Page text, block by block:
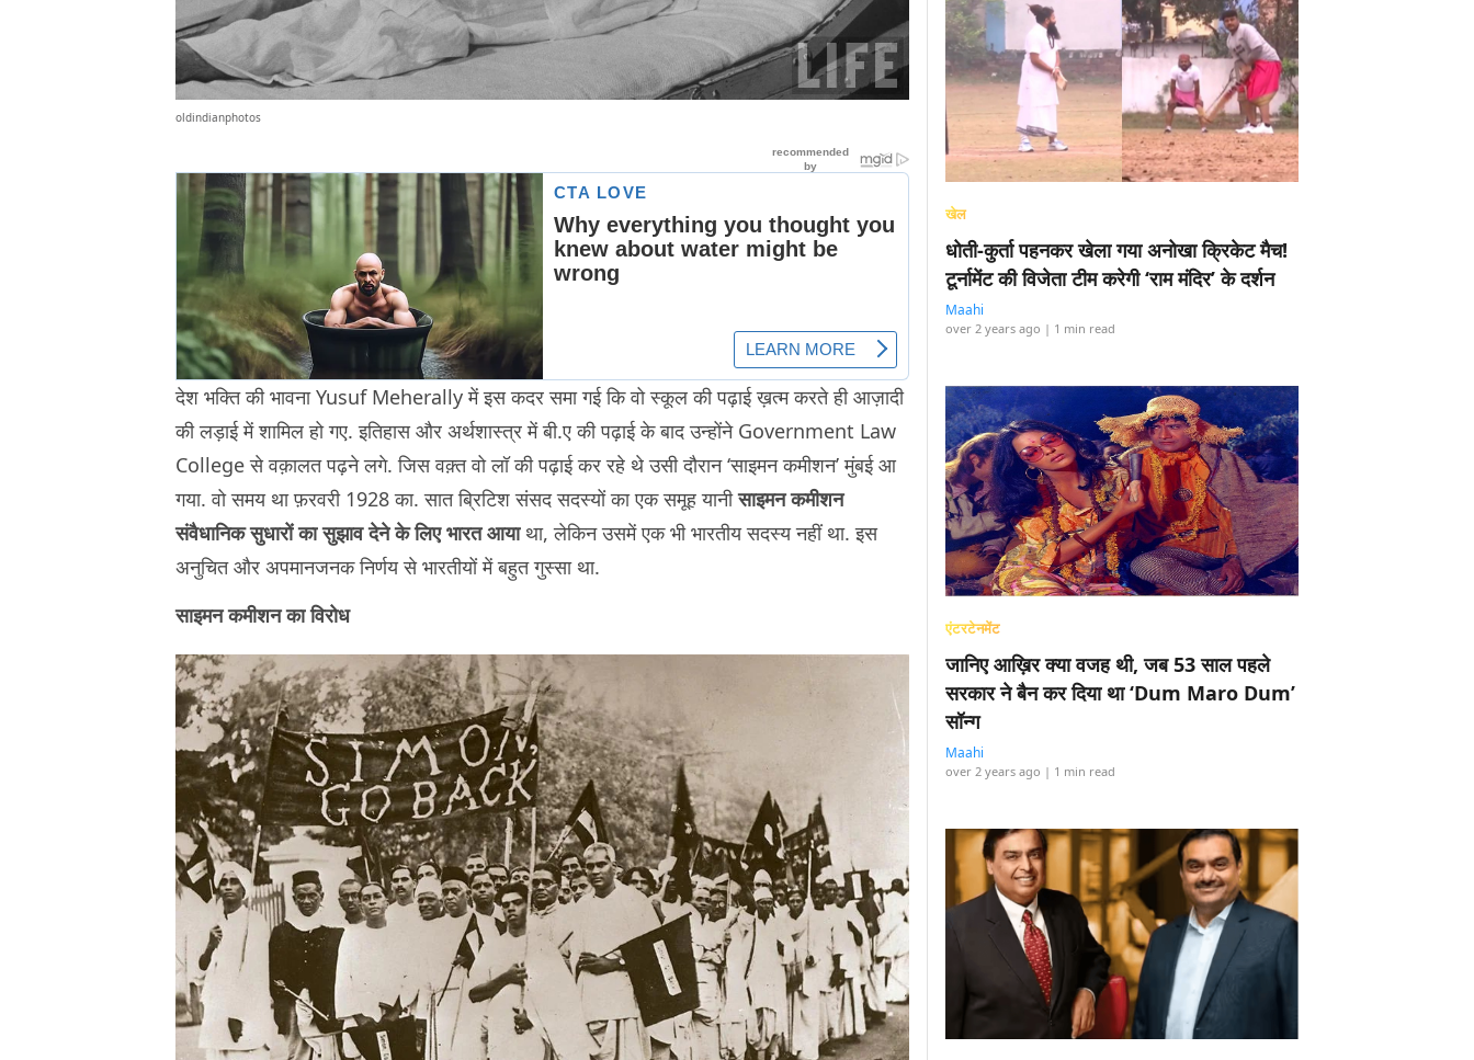
oldindianphotos
देश भक्ति की भावना Yusuf Meherally में इस कदर समा गई कि वो स्कूल की पढ़ाई ख़त्म करते ही आज़ादी
की लड़ाई में शामिल हो गए. इतिहास और अर्थशास्त्र में बी.ए की पढ़ाई के बाद उन्होंने Government Law
College से वक़ालत पढ़ने लगे. जिस वक़्त वो लॉ की पढ़ाई कर रहे थे उसी दौरान ‘साइमन कमीशन’ मुंबई आ
गया. वो समय था फ़रवरी 1928 का. सात ब्रिटिश संसद सदस्यों का एक समूह यानीसाइमन कमीशन
संवैधानिक सुधारों का सुझाव देने के लिए भारत आयाथा, लेकिन उसमें एक भी भारतीय सदस्य नहीं था. इस
अनुचित और अपमानजनक निर्णय से भारतीयों में बहुत गुस्सा था.
साइमन कमीशन का विरोध
खेल
धोती-कुर्ता पहनकर खेला गया अनोखा क्रिकेट मैच!
टूर्नामेंट की विजेता टीम करेगी ‘राम मंदिर’ के दर्शन
Maahi
over 2 years ago | 1 min read
एंटरटेनमेंट
जानिए आख़िर क्या वजह थी, जब 53 साल पहले
सरकार ने बैन कर दिया था ‘Dum Maro Dum’
सॉन्ग
Maahi
over 2 years ago | 1 min read